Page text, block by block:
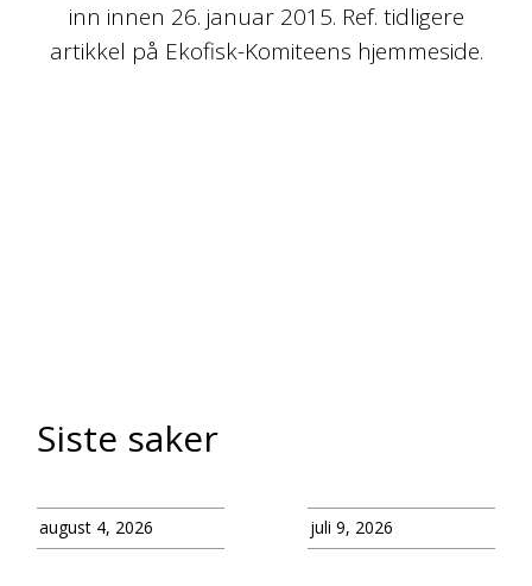
inn innen 26. januar 2015. Ref. tidligere
artikkel på Ekofisk-Komiteens hjemmeside.
Siste saker
august 4, 2026 juli 9, 2026